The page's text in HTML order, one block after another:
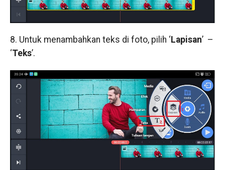
8. Untuk menambahkan teks di foto, pilih ‘ Lapisan’ –
‘Teks’.